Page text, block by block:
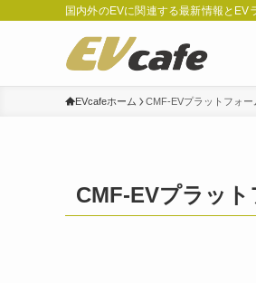
国内外のEVに関連する最新情報とEV
EVcafeホーム CMF-EVプラットフォー
CMF-EVプラット